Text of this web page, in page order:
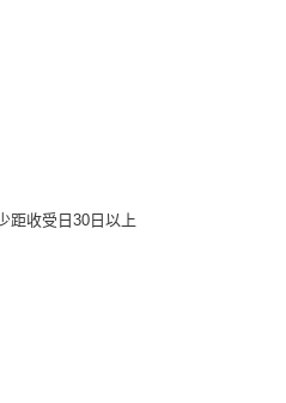
距收受日30日以上